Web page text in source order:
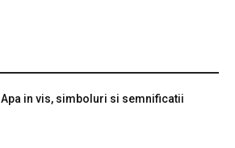
Apa in vis, simboluri si semnificatii